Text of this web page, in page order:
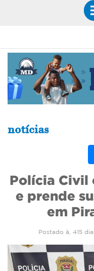
notícias
Polícia Civil
e prende
em
Postado à, 415